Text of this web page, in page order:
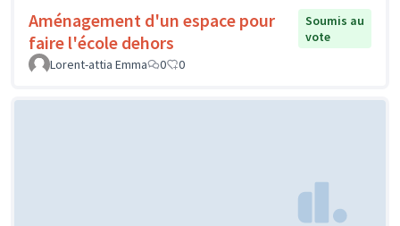
Aménagement d'un espace pour
faire l'école dehors
Soumis au
vote
Lorent-attia Emma
0 0